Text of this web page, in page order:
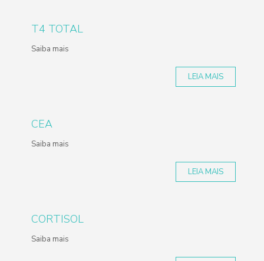
T4 TOTAL
Saiba mais
LEIA MAIS
CEA
Saiba mais
LEIA MAIS
CORTISOL
Saiba mais